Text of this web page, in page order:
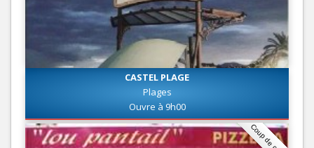
CASTEL PLAGE
Plages
Ouvre à 9h00